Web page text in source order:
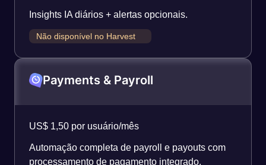
Insights IA diários + alertas opcionais.
Não disponível no Harvest
Payments & Payroll
US$ 1,50 por usuário/mês
Automação completa de payroll e payouts com
processamento de pagamento integrado.